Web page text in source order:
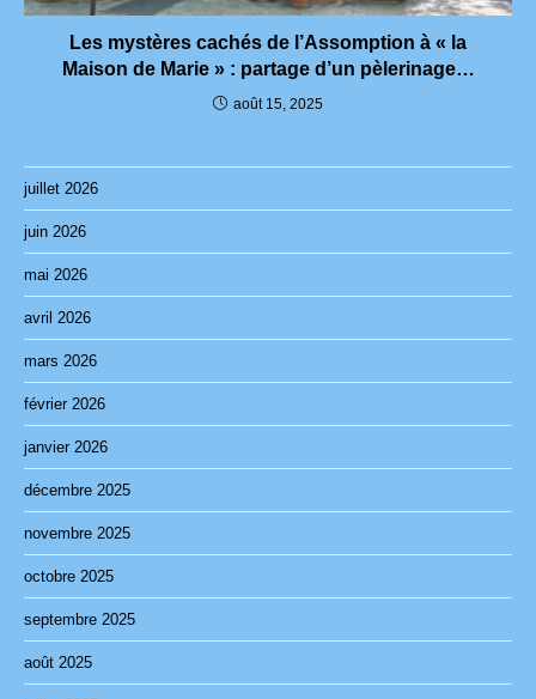
Les mystères cachés de l’Assomption à « la
Maison de Marie » : partage d’un pèlerinage…
août 15, 2025
juillet 2026
juin 2026
mai 2026
avril 2026
mars 2026
février 2026
janvier 2026
décembre 2025
novembre 2025
octobre 2025
septembre 2025
août 2025